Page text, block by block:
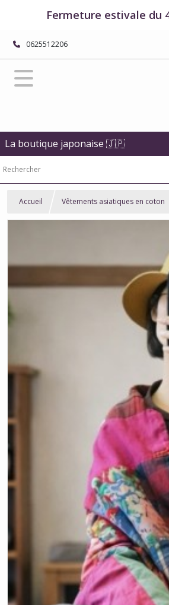
Fermeture estivale du
0625512206
La boutique japonaise 🇯🇵
Accueil Vêtements asiatiques en coton